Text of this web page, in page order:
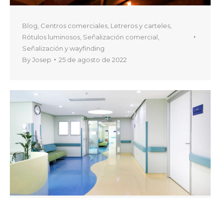
Blog Centros comerciales Letreros y carteles
Rótulos luminosos Señalización comercial
Señalización y wayfinding
ByJosep 25 de agosto de 2022